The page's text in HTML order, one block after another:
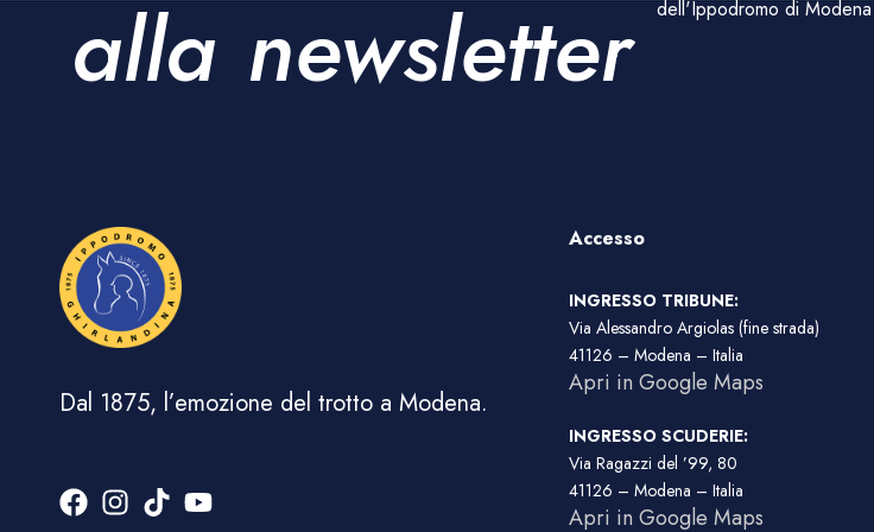
alla newsletter
dell'Ippodromo di Modena
Dal 1875, l’emozione del trotto a Modena.
Accesso
INGRESSO TRIBUNE:
Via Alessandro Argiolas (fine strada)
41126 – Modena – Italia
Apri in Google Maps
INGRESSO SCUDERIE:
Via Ragazzi del ’99, 80
41126 – Modena – Italia
Apri in Google Maps